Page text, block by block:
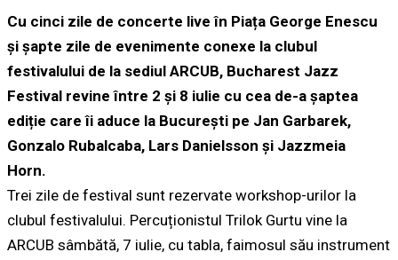
Cu cinci zile de concerte live în Piața George Enescu
și șapte zile de evenimente conexe la clubul
festivalului de la sediul ARCUB, Bucharest Jazz
Festival revine între 2 și 8 iulie cu cea de-a șaptea
ediție care îi aduce la București pe Jan Garbarek,
Gonzalo Rubalcaba, Lars Danielsson și Jazzmeia
Horn.
Trei zile de festival sunt rezervate workshop-urilor la
clubul festivalului. Percuționistul Trilok Gurtu vine la
ARCUB sâmbătă, 7 iulie, cu tabla, faimosul său instrument